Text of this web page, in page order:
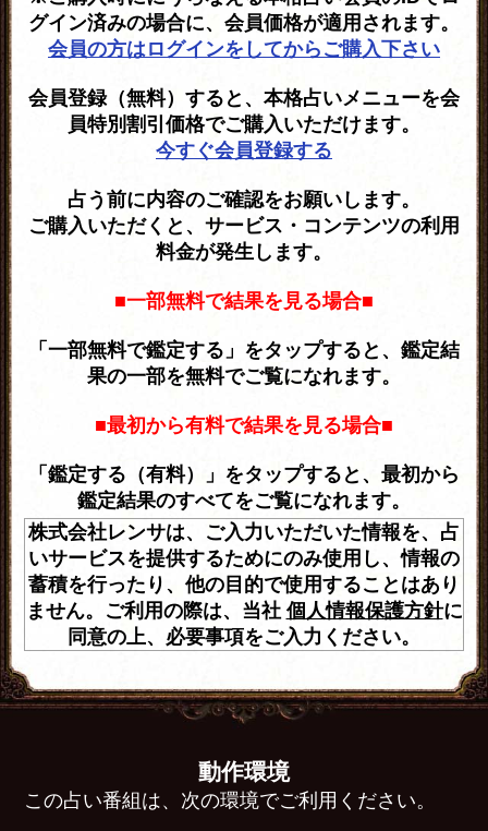
グイン済みの場合に、会員価格が適用されます。
会員の方はログインをしてからご購入下さい
会員登録（無料）すると、本格占いメニューを会
員特別割引価格でご購入いただけます。
今すぐ会員登録する
占う前に内容のご確認をお願いします。
ご購入いただくと、サービス・コンテンツの利用
料金が発生します。
■一部無料で結果を見る場合■
「一部無料で鑑定する」をタップすると、鑑定結
果の一部を無料でご覧になれます。
■最初から有料で結果を見る場合■
「鑑定する（有料）」をタップすると、最初から
鑑定結果のすべてをご覧になれます。
株式会社レンサは、ご入力いただいた情報を、占
いサービスを提供するためにのみ使用し、情報の
蓄積を行ったり、他の目的で使用することはあり
ません。ご利用の際は、当社 個人情報保護方針に
同意の上、必要事項をご入力ください。
動作環境
この占い番組は、次の環境でご利用ください。